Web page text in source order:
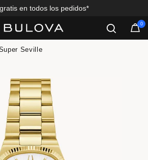
en todos los pedidos*
0
Seville
Wishlist